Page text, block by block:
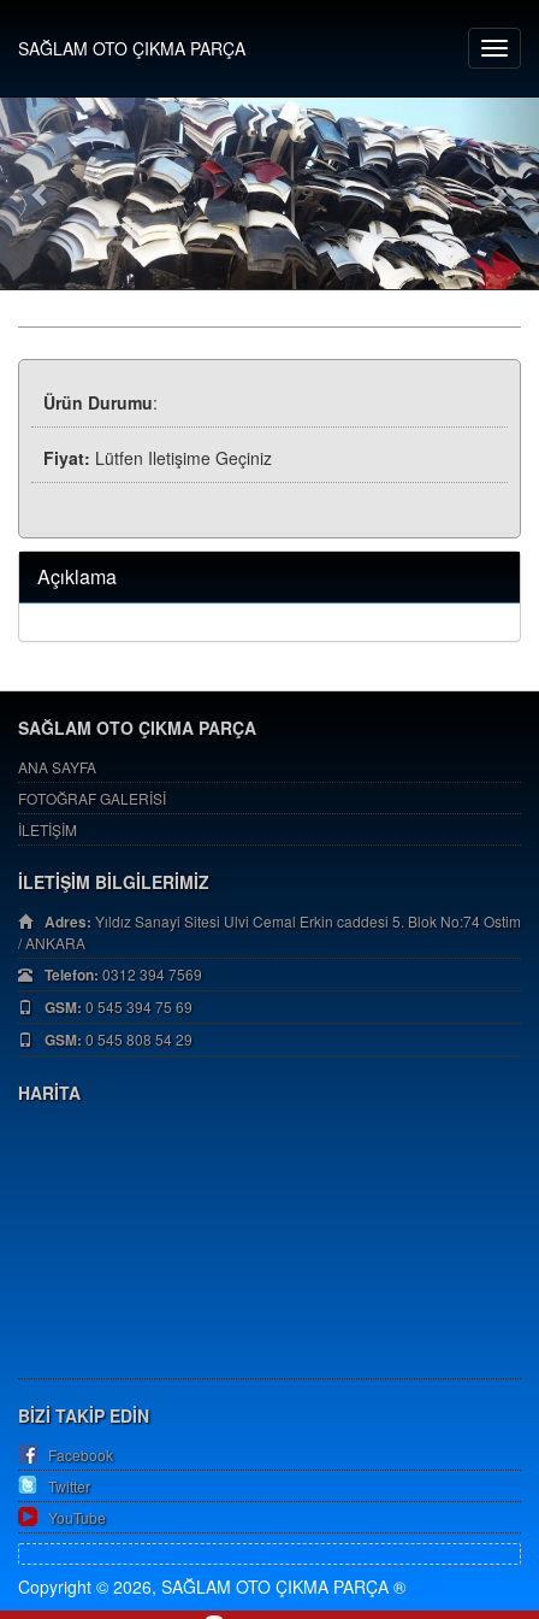
SAĞLAM OTO ÇIKMA PARÇA
Ürün Durumu:
Fiyat: Lütfen Iletişime Geçiniz
Açıklama
SAĞLAM OTO ÇIKMA PARÇA
ANA SAYFA
FOTOĞRAF GALERİSİ
İLETİŞİM
İLETİŞİM BİLGİLERİMİZ
Adres:Yıldız Sanayi Sitesi Ulvi Cemal Erkin caddesi 5. Blok No:74 Ostim
/ ANKARA
Telefon:0312 394 7569
GSM:0 545 394 75 69
GSM:0 545 808 54 29
HARİTA
BİZİ TAKİP EDİN
Facebook
Twitter
YouTube
Copyright © 2026, SAĞLAM OTO ÇIKMA PARÇA ®